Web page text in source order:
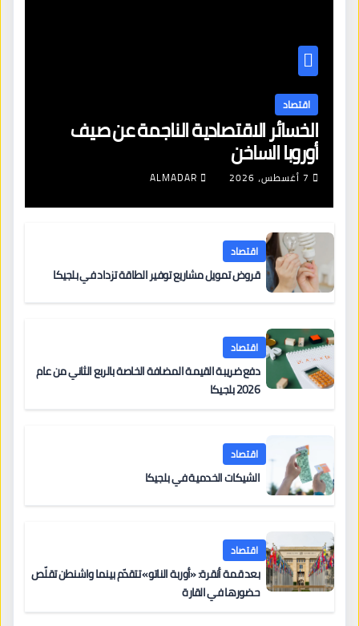
اقتصاد
الخسائر الاقتصادية الناجمة عن صيف
أوروبا الساخن
7 أغسطس، 2026 ALMADAR
اقتصاد
قروض تمويل مشاريع توفير الطاقة تزداد في بلجيكا
اقتصاد
دفع ضريبة القيمة المضافة الخاصة بالربع الثاني من عام
2026 بلجيكا
اقتصاد
الشيكات الخدمية في بلجيكا
اقتصاد
بعد قمة أنقرة: «أوربة الناتو» تتقدّم بينما واشنطن تقلّص
حضورها في القارة